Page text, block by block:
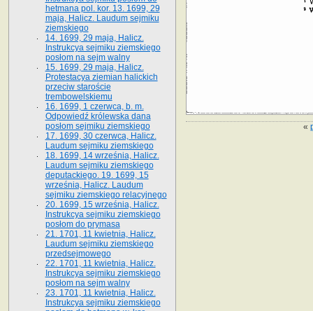
«
hetmana pol. kor. 13. 1699, 29
maja, Halicz. Laudum sejmiku
ziemskiego
14. 1699, 29 maja, Halicz.
Instrukcya sejmiku ziemskiego
posłom na sejm walny
15. 1699, 29 maja, Halicz.
Protestacya ziemian halickich
przeciw staroście
trembowelskiemu
16. 1699, 1 czerwca, b. m.
Odpowiedź królewska dana
posłom sejmiku ziemskiego
17. 1699, 30 czerwca, Halicz.
Laudum sejmiku ziemskiego
18. 1699, 14 września, Halicz.
Laudum sejmiku ziemskiego
deputackiego. 19. 1699, 15
września, Halicz. Laudum
sejmiku ziemskiego relacyjnego
20. 1699, 15 września, Halicz.
Instrukcya sejmiku ziemskiego
posłom do prymasa
21. 1701, 11 kwietnia, Halicz.
Laudum sejmiku ziemskiego
przedsejmowego
22. 1701, 11 kwietnia, Halicz.
Instrukcya sejmiku ziemskiego
posłom na sejm walny
23. 1701, 11 kwietnia, Halicz.
Instrukcya sejmiku ziemskiego